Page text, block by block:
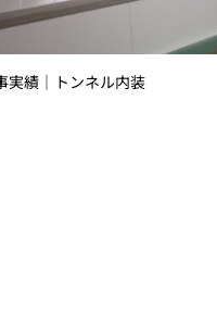
実績｜トンネル内装